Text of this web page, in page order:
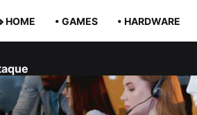
• GAMES • HARDWARE